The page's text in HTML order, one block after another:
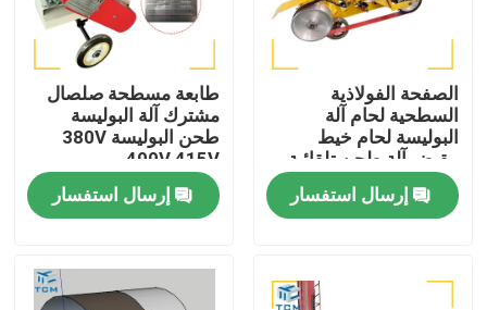
الصفحة الفولاذية
السطحية لحام آلة
البوليسة لحام خيط
مقبض آلة طحن تلقائية
إرسال استفسار
طابعة مسطحة صلصال
مشترك آلة البوليسة
طحن البوليسة 380V
400V 415V
إرسال استفسار